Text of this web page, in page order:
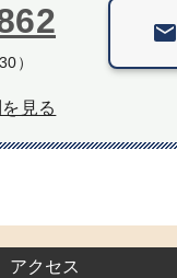
）
見る
アクセス